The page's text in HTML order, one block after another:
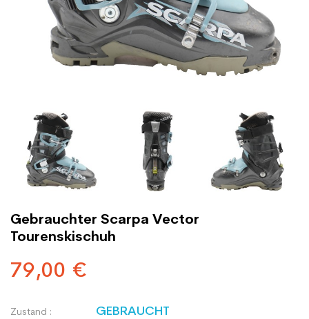
Gebrauchter Scarpa Vector
Tourenskischuh
79,00 €
Zustand : GEBRAUCHT